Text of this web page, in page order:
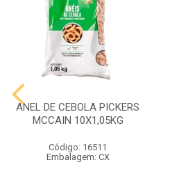
ANEL DE CEBOLA PICKERS
MCCAIN 10X1,05KG
Código: 16511
Embalagem: CX